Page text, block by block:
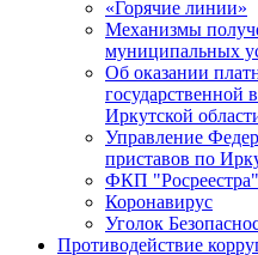
«Горячие линии»
Механизмы
муниципальных
Об оказании
государственной
Иркутской
Управление
приставов по
ФКП "Росреестра"
Коронавирус
Уголок
Противодействие